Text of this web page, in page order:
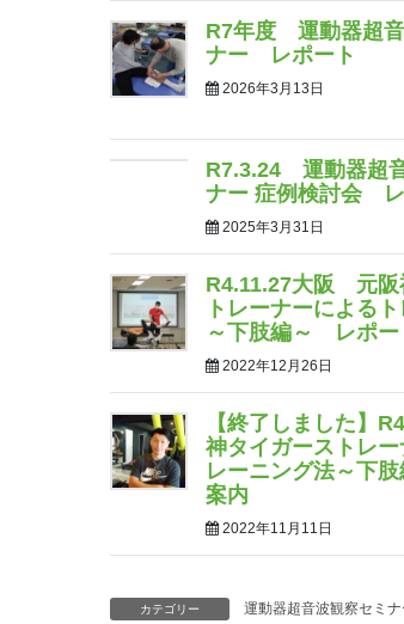
R7年度 運動器超音
ナー レポート
2026年3月13日
R7.3.24 運動器超
ナー 症例検討会 レ
2025年3月31日
R4.11.27大阪 元阪
トレーナーによる
～下肢編～ レポー
2022年12月26日
【終了しました】
神タイガーストレー
レーニング法～下
案内
2022年11月11日
カテゴリー 運動器超音波観察セミナ